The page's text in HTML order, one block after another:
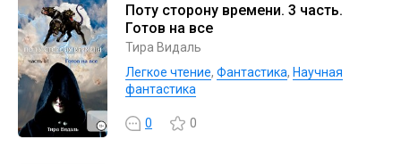
Поту сторону времени. 3 часть.
Готов на все
Тира Видаль
Легкое чтение, Фантастика, Научная
фантастика
0 0